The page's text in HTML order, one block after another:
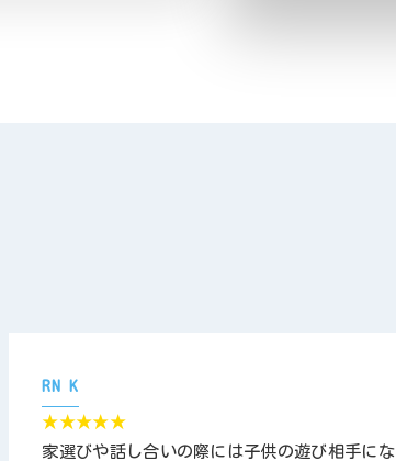
RN K
★★★★★
家選びや話し合いの際には子供の遊び相手にな